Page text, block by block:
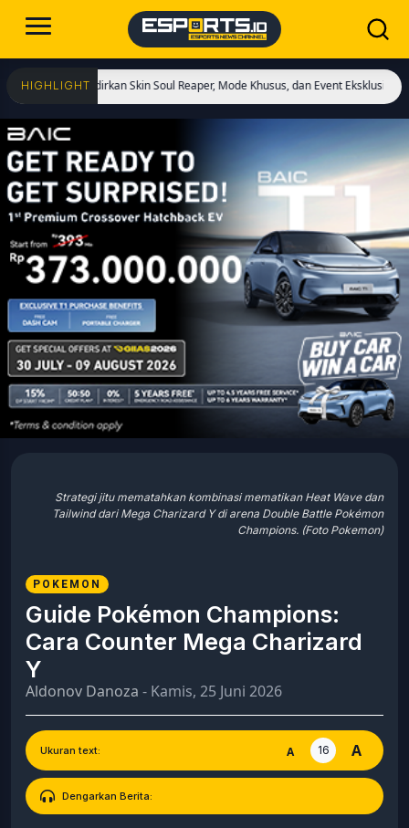
HIGHLIGHT
Hadirkan Skin Soul Reaper, Mode Khusus, dan Event Eksklusif!
Tailwind dari Mega Charizard Y di arena Double Battle Pokémon
POKEMON
Guide Pokémon Champions:
Cara Counter Mega Charizard